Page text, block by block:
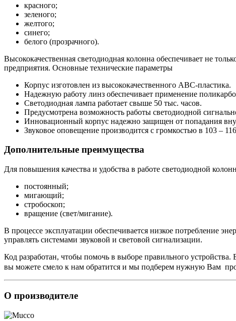
красного;
зеленого;
желтого;
синего;
белого (прозрачного).
Высококачественная светодиодная колонна обеспечивает не
предприятия. Основные технические параметры
Корпус изготовлен из высококачественного ABC-пластика.
Надежную работу линз обеспечивает применение
Светодиодная лампа работает свыше 50 тыс. часов.
Предусмотрена возможность работы светодиодной
Инновационный корпус надежно защищен от попадания
Звуковое оповещение производится с громкостью в 103 –
Дополнительные преимущества
Для повышения качества и удобства в работе светодиодной
постоянный;
мигающий;
стробоскоп;
вращение (свет/мигание).
В процессе эксплуатации обеспечивается низкое потребление
управлять системами звуковой и световой сигнализации.
Код разработан, чтобы помочь в выборе правильного
вы можете смело к нам обратится и мы подберем нужную Вам
О производителе